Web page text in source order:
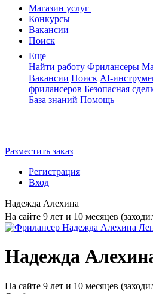
Магазин услуг
Конкурсы
Вакансии
Поиск
Еще
Найти работу Фрилансеры
Вакансии Поиск AI-
фрилансеров Безопасная
База знаний Помощь
Разместить заказ
Регистрация
Вход
Надежда Алехина
На сайте 9 лет и 10 месяцев
Надежда
На сайте 9 лет и 10 месяцев